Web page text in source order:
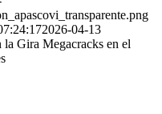
2026-04-13
Gira Megacracks en el